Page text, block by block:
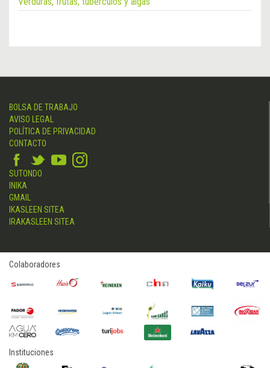
BOLSA DE TRABAJO
AVISO LEGAL
POLÍTICA DE PRIVACIDAD
CONTACTO
SUTONDO
INIKA
GMAIL
IKASLEEN SITEA
IRAKASLEEN SITEA
Colaboradores
Instituciones